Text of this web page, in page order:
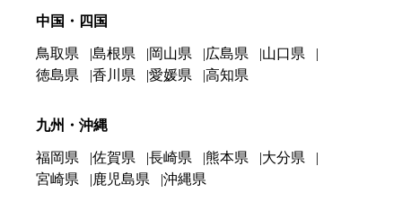
中国・四国
鳥取県 島根県 岡山県 広島県
山口県
徳島県
香川県 愛媛県 高知県
九州・沖縄
福岡県 佐賀県 長崎県 熊本県
大分県
宮崎県
鹿児島県 沖縄県